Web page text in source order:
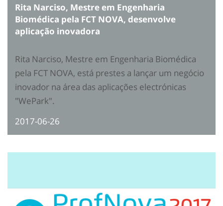
Rita Narciso, Mestre em Engenharia
Biomédica pela FCT NOVA, desenvolve
aplicação inovadora
Rita Narciso, Mestre em Engenharia Biomédica
pela FCT NOVA, está prestes a lançar um negócio
inovador na área das aplicações electrónicas
"WePark".
2017-06-26